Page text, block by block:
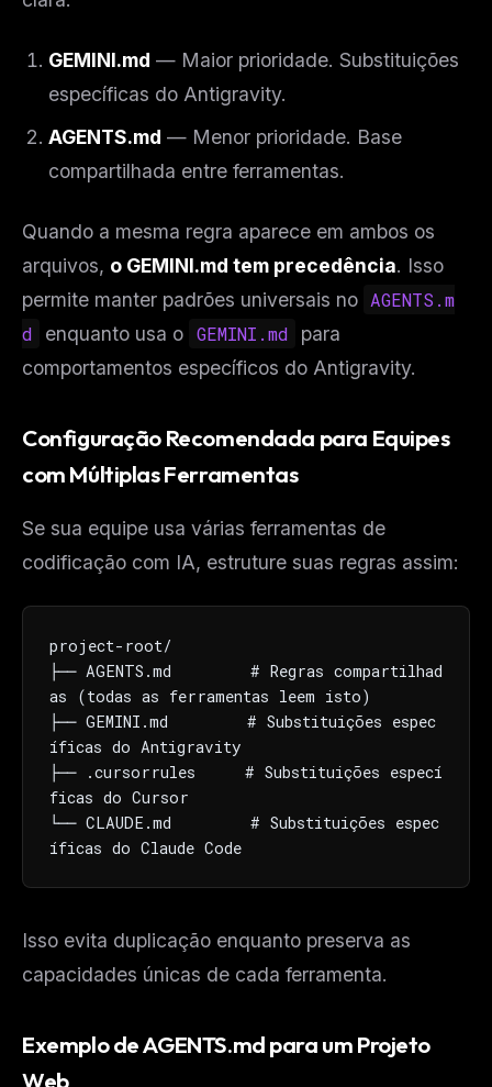
GEMINI.md — Maior prioridade. Substituições
específicas do Antigravity.
AGENTS.md — Menor prioridade. Base
compartilhada entre ferramentas.
Quando a mesma regra aparece em ambos os
arquivos, o GEMINI.md tem precedência. Isso
permite manter padrões universais no AGENTS.m
d
enquanto usa o GEMINI.md
para
comportamentos específicos do Antigravity.
Configuração Recomendada para Equipes
com Múltiplas Ferramentas
Se sua equipe usa várias ferramentas de
codificação com IA, estruture suas regras assim:
project-root/
├── AGENTS.md        # Regras compartilhad
as (todas as ferramentas leem isto)
├── GEMINI.md        # Substituições espec
íficas do Antigravity
├── .cursorrules     # Substituições especí
ficas do Cursor
└── CLAUDE.md        # Substituições espec
íficas do Claude Code
Isso evita duplicação enquanto preserva as
capacidades únicas de cada ferramenta.
Exemplo de AGENTS.md para um Projeto
Web
New agent skill drop
Rules & workflow pack
Curated MCP picks, agent skills, rules, and LLM
workflow updates — one email, no noise.
Email address
Get the weekly digest
No spam. Unsubscribe in one click.